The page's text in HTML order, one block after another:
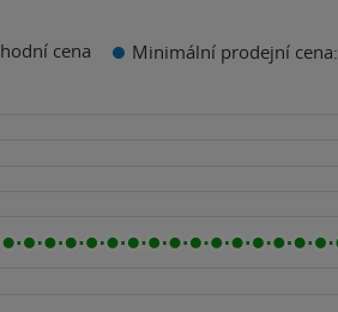
cena Minimální prodejní cena: